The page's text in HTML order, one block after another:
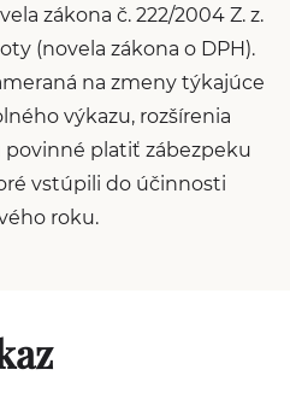
zákona č. 222/2004 Z. z.
(novela zákona o DPH).
na zmeny týkajúce
výkazu, rozšírenia
platiť zábezpeku
vstúpili do účinnosti
roku.